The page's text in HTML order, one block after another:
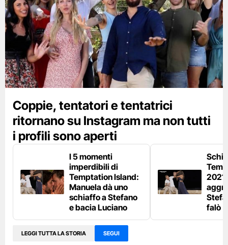
Coppie, tentatori e tentatrici
ritornano su Instagram ma non tutti
i profili sono aperti
I 5 momenti
imperdibili di
Temptation Island:
Manuela dà uno
schiaffo a Stefano
e bacia Luciano
falò
LEGGI TUTTA LA STORIA SEGUI